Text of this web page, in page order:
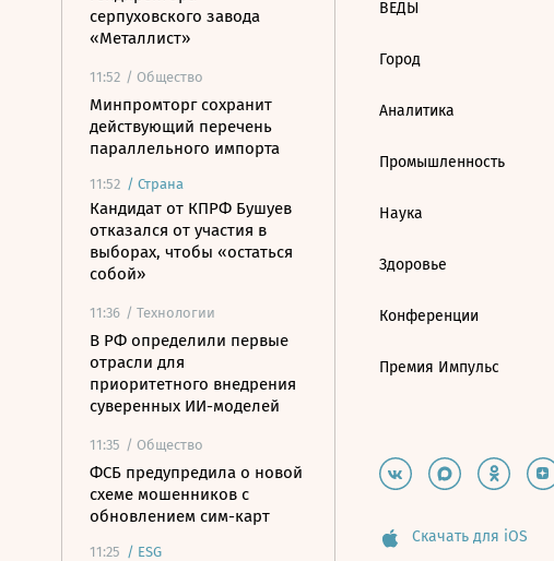
серпуховского завода
«Металлист»
11:52 / Общество
Минпромторг сохранит
действующий перечень
параллельного импорта
11:52 / Страна
Кандидат от КПРФ Бушуев
отказался от участия в
выборах, чтобы «остаться
собой»
11:36 / Технологии
В РФ определили первые
отрасли для
приоритетного внедрения
суверенных ИИ-моделей
11:35 / Общество
ФСБ предупредила о новой
схеме мошенников с
обновлением сим-карт
11:25 / ESG
ВЕДЫ
Город
Аналитика
Промышленность
Наука
Здоровье
Конференции
Премия Импульс
Скачать для iOS